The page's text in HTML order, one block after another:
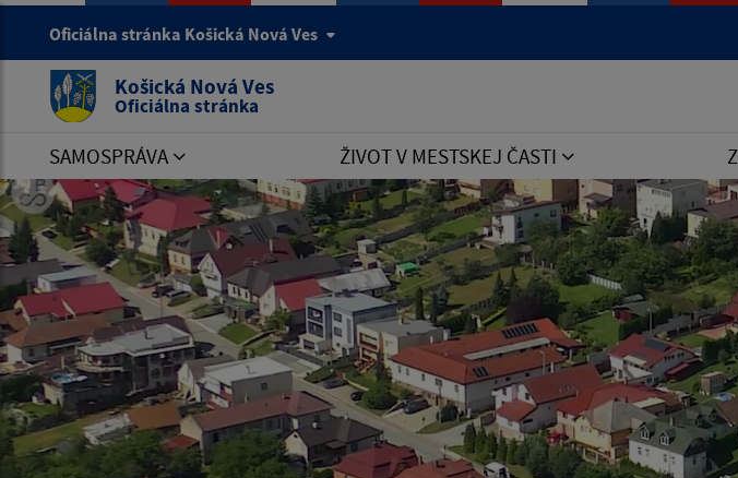
Oficiálna stránka Košická Nová Ves
Košická Nová Ves
Oficiálna stránka
SAMOSPRÁVA ŽIVOT V MESTSKEJ ČASTI